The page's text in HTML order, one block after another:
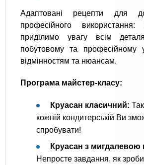
Адаптовані рецепти для
професійного
приділимо увагу всім
побутовому та професійному
відмінностям та нюансам.
Програма майстер-класу:
Круасан класичний:
кожній кондитерській Ви
спробувати!
Круасан з мигдалевою
Непросте завдання, як